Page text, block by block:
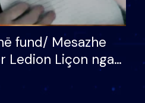
fund/ Mesazhe
Ledion Liçon nga
e tij, moderatori
Nuk meritoj…